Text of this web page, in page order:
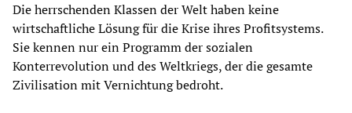
Die herrschenden Klassen der Welt haben keine
wirtschaftliche Lösung für die Krise ihres Profitsystems.
Sie kennen nur ein Programm der sozialen
Konterrevolution und des Weltkriegs, der die gesamte
Zivilisation mit Vernichtung bedroht.